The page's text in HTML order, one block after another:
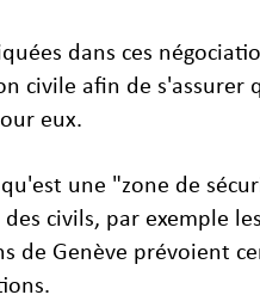
dans ces
civile afin de s'assurer
eux.
une "zone de
civils, par exemple
de Genève prévoient